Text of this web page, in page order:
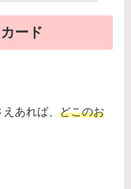
ード
あれば、 どこのお